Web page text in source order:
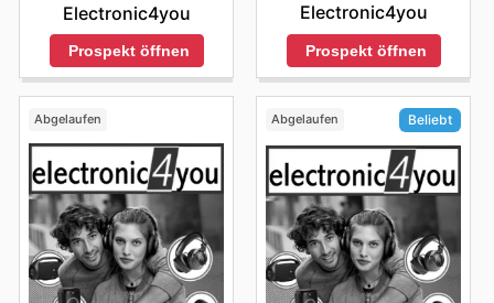
Electronic4you
Prospekt öffnen
Electronic4you
Prospekt öffnen
Abgelaufen Abgelaufen Beliebt